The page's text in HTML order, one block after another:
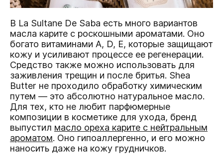
В La Sultane De Saba есть много вариантов
масла карите с роскошными ароматами. Оно
богато витаминами A, D, E, которые защищают
кожу и усиливают процессе ее регенерации.
Средство также можно использовать для
заживления трещин и после бритья. Shea
Butter не проходило обработку химическим
путем — это абсолютно натуральное масло.
Для тех, кто не любит парфюмерные
композиции в косметике для ухода, бренд
выпустил масло ореха карите с нейтральным
ароматом. Оно гипоаллергенно, и его можно
наносить даже на кожу грудничков.